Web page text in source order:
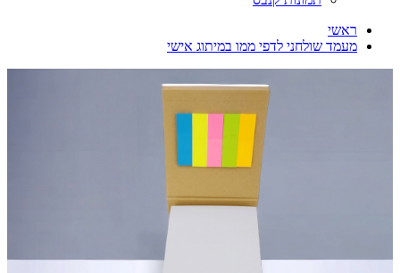
ראשי
מעמד שולחני לדפי ממו במיתוג אישי